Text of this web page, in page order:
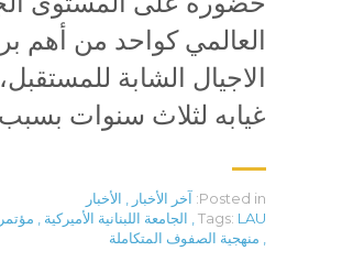
العالمي كواحد من أهم
الاجيال الشابة
غيابه لثلاث سنوات
Posted in: آخر الأخبار
الأخبار
Tags: LAU الجامعة اللبنانية الأميركية
منهجية الصفوف المتكاملة